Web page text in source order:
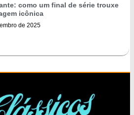
como um final de série trouxe
icônica
de 2025